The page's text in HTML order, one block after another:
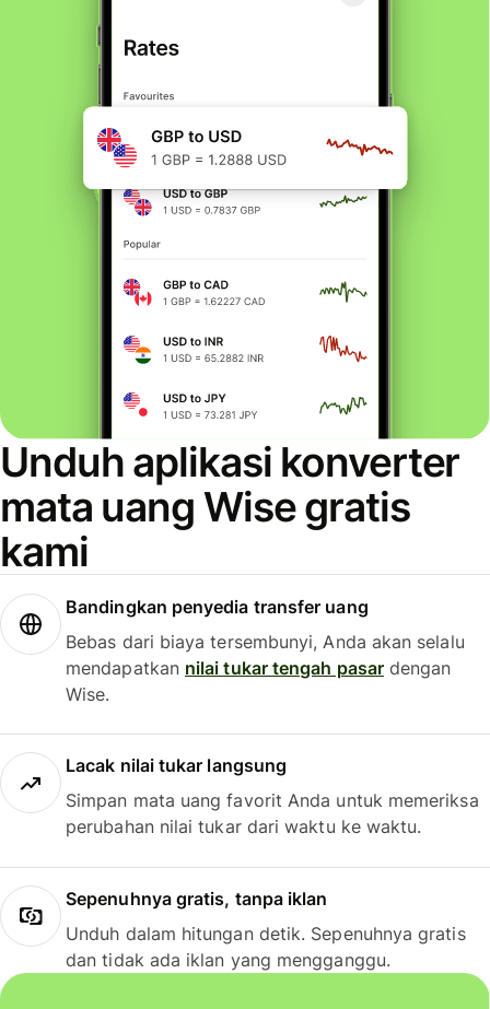
Unduh aplikasi konverter
mata uang Wise gratis
kami
Bandingkan penyedia transfer uang
Bebas dari biaya tersembunyi, Anda akan selalu
mendapatkan nilai tukar tengah pasardengan
Wise.
Lacak nilai tukar langsung
Simpan mata uang favorit Anda untuk memeriksa
perubahan nilai tukar dari waktu ke waktu.
Sepenuhnya gratis, tanpa iklan
Unduh dalam hitungan detik. Sepenuhnya gratis
dan tidak ada iklan yang mengganggu.